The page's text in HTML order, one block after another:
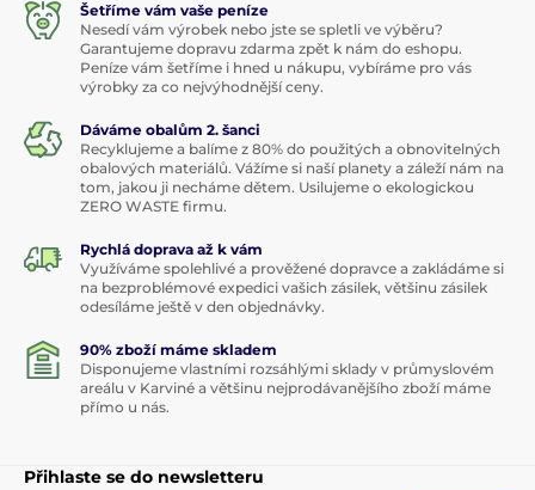
Šetříme vám vaše peníze
Nesedí vám výrobek nebo jste se spletli ve výběru?
Garantujeme dopravu zdarma zpět k nám do eshopu.
Peníze vám šetříme i hned u nákupu, vybíráme pro vás
výrobky za co nejvýhodnější ceny.
Dáváme obalům 2. šanci
Recyklujeme a balíme z 80% do použitých a obnovitelných
obalových materiálů. Vážíme si naší planety a záleží nám na
tom, jakou ji necháme dětem. Usilujeme o ekologickou
ZERO WASTE firmu.
Rychlá doprava až k vám
Využíváme spolehlivé a prověžené dopravce a zakládáme si
na bezproblémové expedici vašich zásilek, většinu zásilek
odesíláme ještě v den objednávky.
90% zboží máme skladem
Disponujeme vlastními rozsáhlými sklady v průmyslovém
areálu v Karviné a většinu nejprodávanějšího zboží máme
přímo u nás.
Přihlaste se do newsletteru